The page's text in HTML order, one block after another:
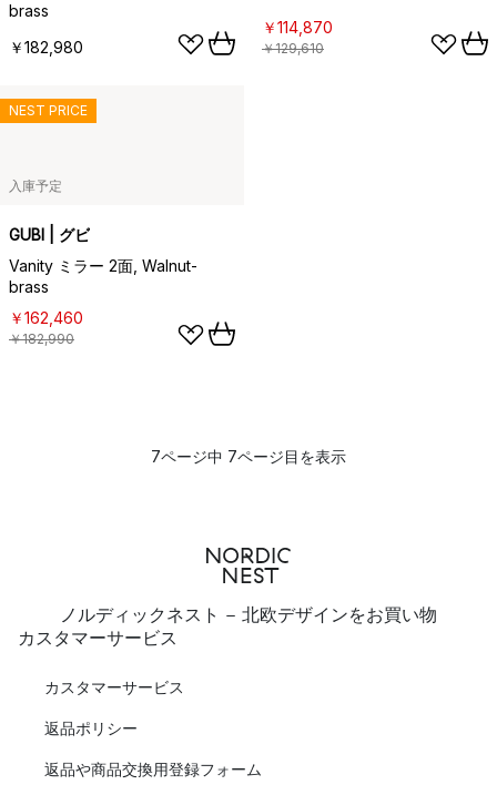
brass
￥182,980
￥114,870
￥129,610
入庫予定
GUBI | グビ
Vanity ミラー 2面, Walnut-
brass
￥162,460
￥182,990
NEST PRICE
7ページ中 7ページ目を表示
ノルディックネスト - 北欧デザインをお買い物
カスタマーサービス
カスタマーサービス
返品ポリシー
返品や商品交換用登録フォーム